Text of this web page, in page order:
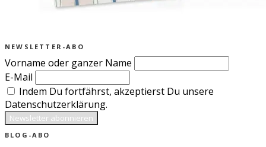
NEWSLETTER-ABO
Vorname oder ganzer Name
E-Mail
Indem Du fortfährst, akzeptierst Du unsere
Datenschutzerklärung.
BLOG-ABO